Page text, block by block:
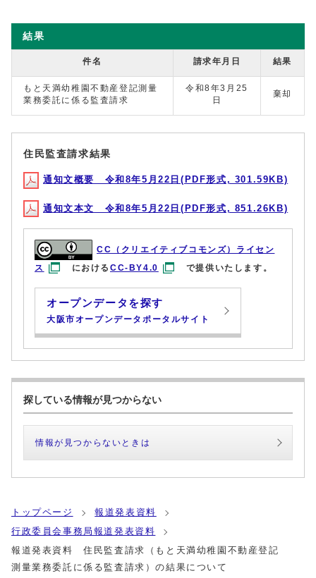
結果
件名 請求年月日 結果
もと天満幼稚園不動産登記測量
業務委託に係る監査請求
令和8年3月25
日
棄却
住民監査請求結果
通知文概要 令和8年5月22日(PDF形式, 301.59KB)
通知文本文 令和8年5月22日(PDF形式, 851.26KB)
CC（クリエイティブコモンズ）ライセン
ス
におけるCC-BY4.0 で提供いたします。
オープンデータを探す
大阪市オープンデータポータルサイト
探している情報が見つからない
情報が見つからないときは
トップページ
報道発表資料
行政委員会事務局報道発表資料
報道発表資料 住民監査請求（もと天満幼稚園不動産登記
測量業務委託に係る監査請求）の結果について